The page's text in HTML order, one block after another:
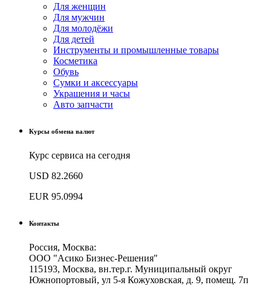
Для женщин
Для мужчин
Для молодёжи
Для детей
Инструменты и промышленные товары
Косметика
Обувь
Сумки и аксессуары
Украшения и часы
Авто запчасти
Курсы обмена валют
Курс сервиса на сегодня
USD 82.2660
EUR 95.0994
Контакты
Россия, Москва:
ООО "Асико Бизнес-Решения"
115193, Москва, вн.тер.г. Муниципальный округ
Южнопортовый, ул 5-я Кожуховская, д. 9, помещ. 7п